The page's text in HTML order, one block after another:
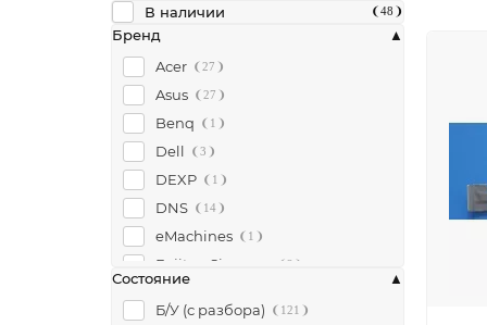
В наличии 48
Бренд
Acer
27
Asus 27
Benq 1
Dell 3
DEXP 1
DNS 14
eMachines 1
Fujitsu-Siemens 2
Lenovo
Состояние
Б/У (с разбора)
121